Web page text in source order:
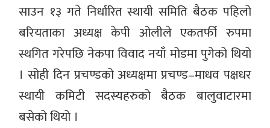
साउन १३ गते निर्धारित स्थायी समिति बैठक पहिलो
बरियताका अध्यक्ष केपी ओलीले एकतर्फी रुपमा
स्थगित गरेपछि नेकपा विवाद नयाँ मोडमा पुगेको थियो
। सोही दिन प्रचण्डको अध्यक्षमा प्रचण्ड–माधव पक्षधर
स्थायी कमिटी सदस्यहरुको बैठक बालुवाटारमा
बसेको थियो ।